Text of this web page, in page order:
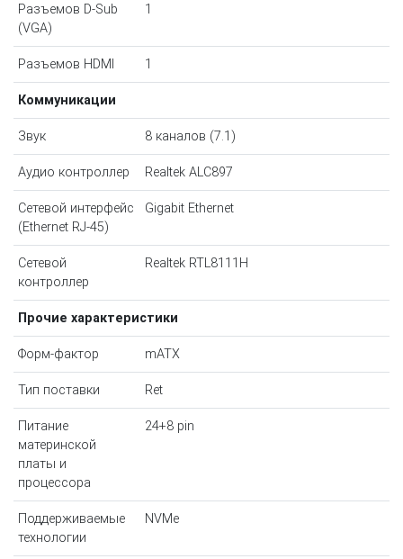
Разъемов D-Sub
(VGA)
1
Разъемов HDMI 1
Коммуникации
Звук 8 каналов (7.1)
Аудио контроллер Realtek ALC897
Сетевой интерфейс
(Ethernet RJ-45)
Gigabit Ethernet
Сетевой
контроллер
Realtek RTL8111H
Прочие характеристики
Форм-фактор mATX
Тип поставки Ret
Питание
материнской
платы и
процессора
24+8 pin
Поддерживаемые
технологии
NVMe